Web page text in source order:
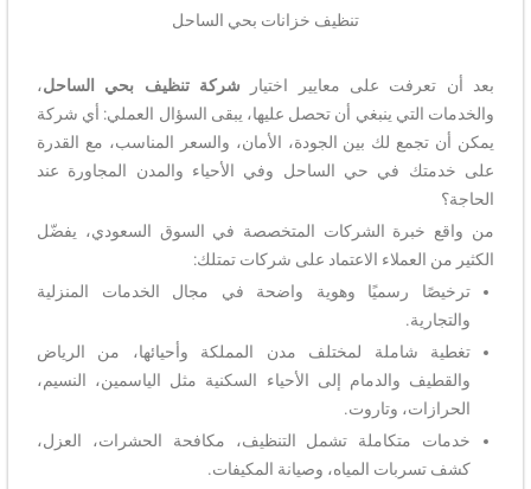
تنظيف خزانات بحي الساحل
بعد أن تعرفت على معايير اختيار شركة تنظيف بحي الساحل،
والخدمات التي ينبغي أن تحصل عليها، يبقى السؤال العملي: أي شركة
يمكن أن تجمع لك بين الجودة، الأمان، والسعر المناسب، مع القدرة
على خدمتك في حي الساحل وفي الأحياء والمدن المجاورة عند
الحاجة؟
من واقع خبرة الشركات المتخصصة في السوق السعودي، يفضّل
الكثير من العملاء الاعتماد على شركات تمتلك:
ترخيصًا رسميًا وهوية واضحة في مجال الخدمات المنزلية
والتجارية.
تغطية شاملة لمختلف مدن المملكة وأحيائها، من الرياض
والقطيف والدمام إلى الأحياء السكنية مثل الياسمين، النسيم،
الحرازات، وتاروت.
خدمات متكاملة تشمل التنظيف، مكافحة الحشرات، العزل،
كشف تسربات المياه، وصيانة المكيفات.